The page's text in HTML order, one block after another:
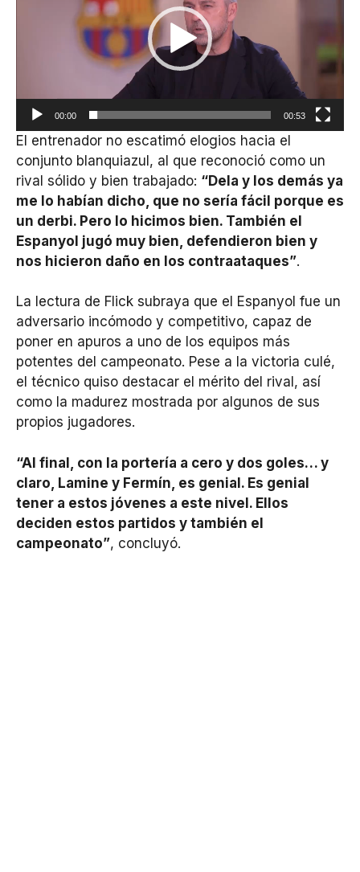
00:00 00:53
El entrenador no escatimó elogios hacia el
conjunto blanquiazul, al que reconoció como un
rival sólido y bien trabajado: “Dela y los demás ya
me lo habían dicho, que no sería fácil porque es
un derbi. Pero lo hicimos bien. También el
Espanyol jugó muy bien, defendieron bien y
nos hicieron daño en los contraataques”.
La lectura de Flick subraya que el Espanyol fue un
adversario incómodo y competitivo, capaz de
poner en apuros a uno de los equipos más
potentes del campeonato. Pese a la victoria culé,
el técnico quiso destacar el mérito del rival, así
como la madurez mostrada por algunos de sus
propios jugadores.
“Al final, con la portería a cero y dos goles… y
claro, Lamine y Fermín, es genial. Es genial
tener a estos jóvenes a este nivel. Ellos
deciden estos partidos y también el
campeonato”, concluyó.